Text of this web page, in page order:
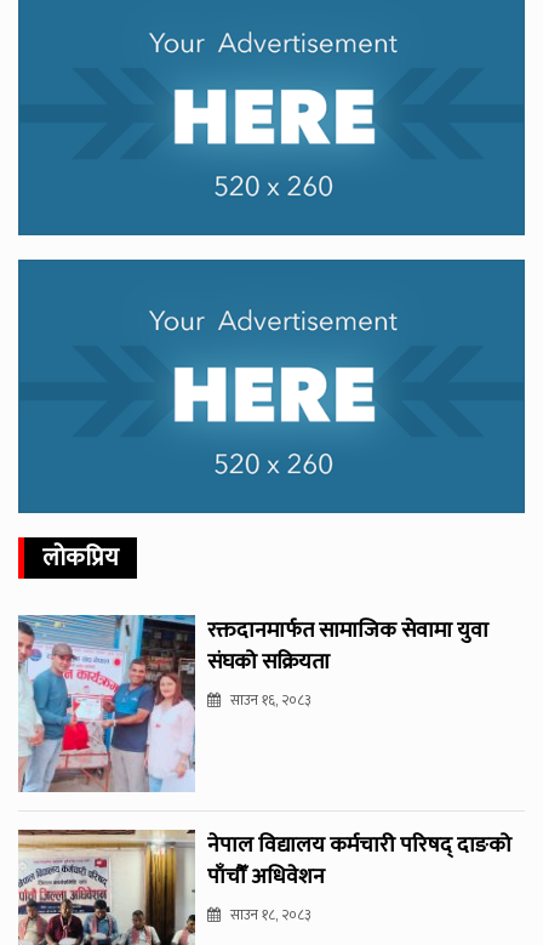
लोकप्रिय
रक्तदानमार्फत सामाजिक सेवामा युवा
संघको सक्रियता
साउन १६, २०८३
नेपाल विद्यालय कर्मचारी परिषद् दाङको
पाँचौँ अधिवेशन
साउन १८, २०८३